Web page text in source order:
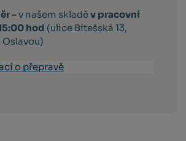
–v našem skladěv pracovní
hod (ulice Bítešská 13,
o přepravě